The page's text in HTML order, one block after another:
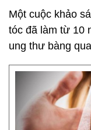
Một cuộc khảo
tóc đã làm từ 10
ung thư bàng